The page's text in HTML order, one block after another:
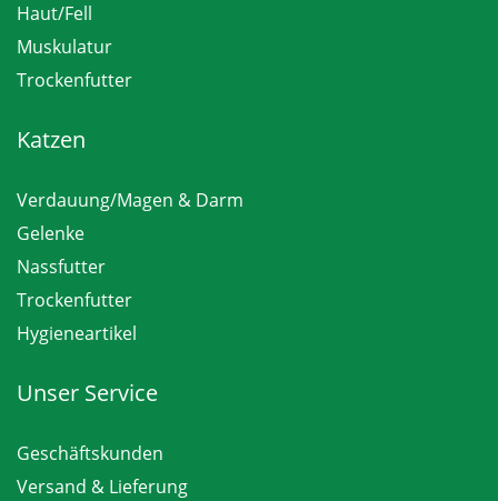
Haut/Fell
Muskulatur
Trockenfutter
Katzen
Verdauung/Magen & Darm
Gelenke
Nassfutter
Trockenfutter
Hygieneartikel
Unser Service
Geschäftskunden
Versand & Lieferung